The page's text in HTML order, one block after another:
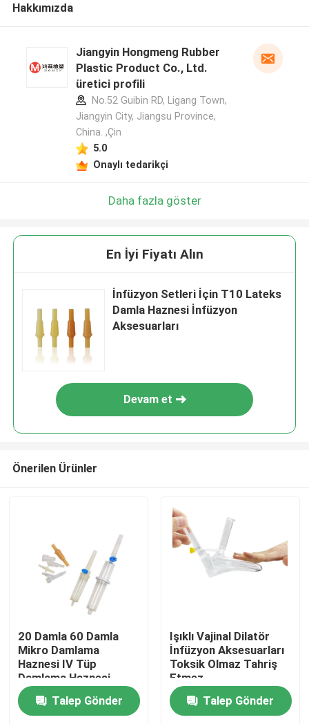
Ana sayfa
Hakkımızda
Jiangyin Hongmeng Rubber
Plastic Product Co., Ltd.
üretici profili
No.52 Guibin RD, Ligang Town,
Jiangyin City, Jiangsu Province,
China. ,Çin
5.0
Onaylı tedarikçi
Daha fazla göster
En İyi Fiyatı Alın
İnfüzyon Setleri İçin T10 Lateks
Damla Haznesi İnfüzyon
Aksesuarları
Devam et
Önerilen Ürünler
20 Damla 60 Damla
Mikro Damlama
Haznesi IV Tüp
Damlama Haznesi
Talep Gönder
Işıklı Vajinal Dilatör
İnfüzyon Aksesuarları
Toksik Olmaz Tahriş
Etmez
Talep Gönder